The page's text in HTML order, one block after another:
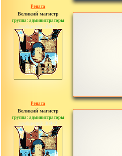
Рената
Великий магистр
группа: администраторы
сообщений: 30442
Рената
Великий магистр
группа: администраторы
сообщений: 30442